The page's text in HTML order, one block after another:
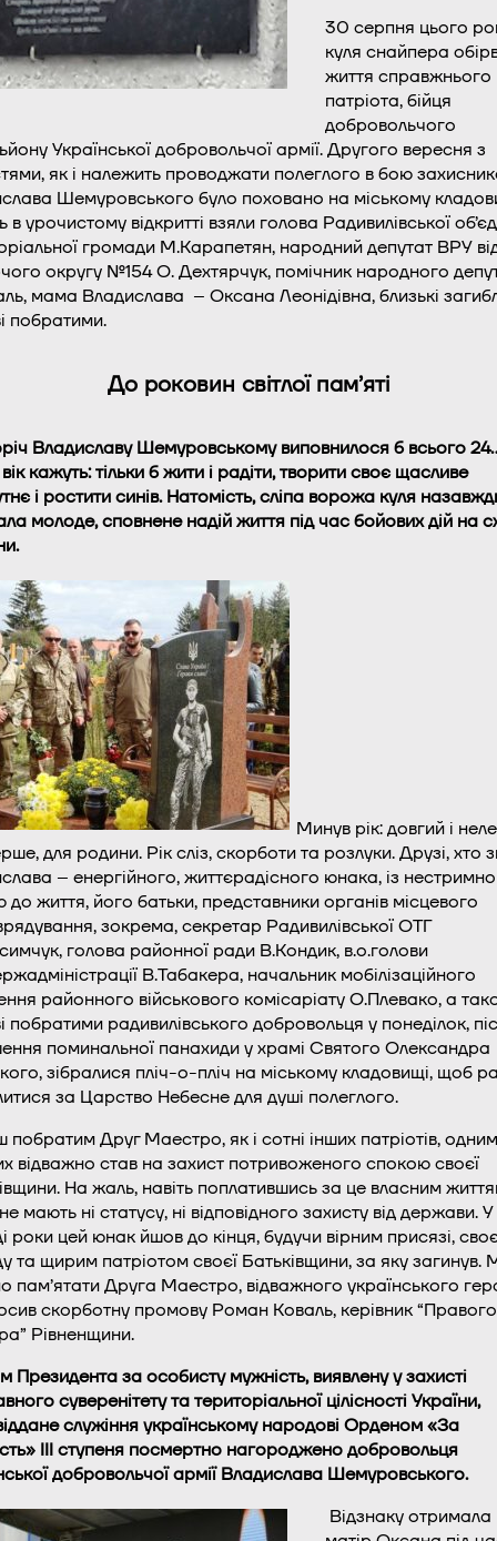
30 серпня цього
куля снайпера
життя справжнього
патріота, бійця
добровольчого
Української добровольчої армії. Другого вересня з
як і належить проводжати полеглого в бою
Шемуровського було поховано на міському
в урочистому відкритті взяли голова Радивилівської
громади М.Карапетян, народний депутат ВРУ
округу №154 О. Дехтярчук, помічник народного
мама Владислава – Оксана Леонідівна, близькі
побратими.
До роковин світлої пам’яті
Владиславу Шемуровському виповнилося б всього
кажуть: тільки б жити і радіти, творити своє щасливе
і ростити синів. Натомість, сліпа ворожа куля
молоде, сповнене надій життя під час бойових дій на
Минув рік: довгий і
для родини. Рік сліз, скорботи та розлуки. Друзі, хто
– енергійного, життєрадісного юнака, із
життя, його батьки, представники органів місцевого
зокрема, секретар Радивилівської ОТГ
голова районної ради В.Кондик, в.о.голови
В.Табакера, начальник мобілізаційного
районного військового комісаріату О.Плевако, а
побратими радивилівського добровольця у понеділок,
поминальної панахиди у храмі Святого Олександра
зібралися пліч-о-пліч на міському кладовищі, щоб
за Царство Небесне для душі полеглого.
Друг Маестро, як і сотні інших патріотів, одним
відважно став на захист потривоженого спокою своєї
На жаль, навіть поплатившись за це власним
мають ні статусу, ні відповідного захисту від держави. У
роки цей юнак йшов до кінця, будучи вірним присязі,
та щирим патріотом своєї Батьківщини, за яку загинув.
пам’ятати Друга Маестро, відважного українського
скорботну промову Роман Коваль, керівник “Правого
Рівненщини.
Президента за особисту мужність, виявлену у захисті
суверенітету та територіальної цілісності України,
служіння українському народові Орденом «За
ІІІ ступеня посмертно нагороджено добровольця
добровольчої армії Владислава Шемуровського.
Відзнаку отримала